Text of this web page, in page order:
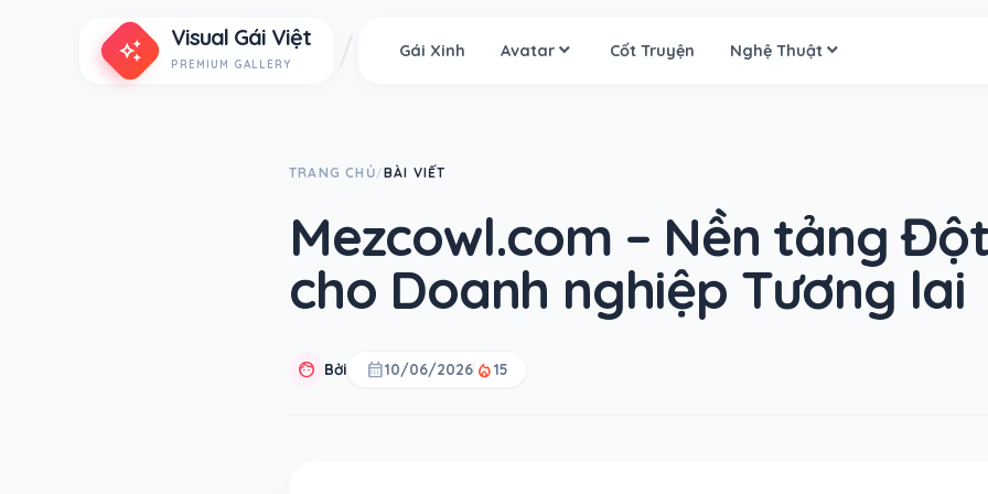
auto_awesome Visual Gái Việt
PREMIUM GALLERY
Gái Xinh Avatar Cốt Truyện Nghệ Thuật
TRANG CHỦ/BÀI VIẾT
Mezcowl.com – Nền tảng
cho Doanh nghiệp Tương lai
face Bởi calendar_month10/06/2026 local_fire_department15